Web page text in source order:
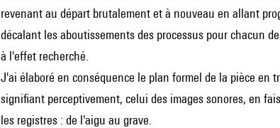
revenant au départ brutalement et à nouveau en allant
décalant les aboutissements des processus pour chacun
à l'effet recherché.
J'ai élaboré en conséquence le plan formel de la pièce
signifiant perceptivement, celui des images sonores, en
les registres : de l'aigu au grave.